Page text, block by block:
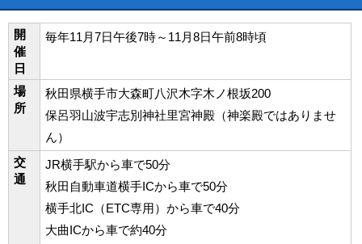
開
催
日
毎年11月7日午後7時～11月8日午前8時頃
場
所
秋田県横手市大森町八沢木字木ノ根坂200
保呂羽山波宇志別神社里宮神殿（神楽殿ではありませ
ん）
交
通
JR横手駅から車で50分
秋田自動車道横手ICから車で50分
横手北IC（ETC専用）から車で40分
大曲ICから車で約40分